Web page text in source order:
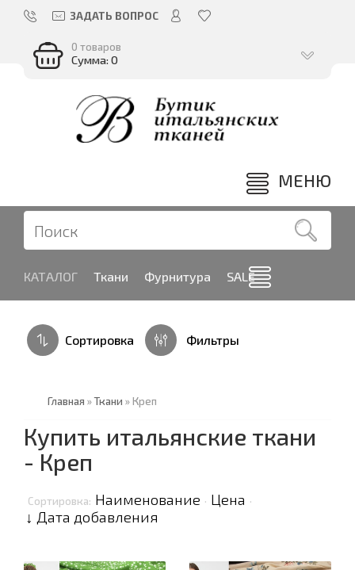
ЗАДАТЬ ВОПРОС
0 товаров
Сумма: 0
МЕНЮ
КАТАЛОГ Ткани Фурнитура SALE
Сортировка Фильтры
Главная »Ткани »Креп
Купить итальянские ткани
- Креп
Сортировка: Наименование · Цена ·
↓ Дата добавления